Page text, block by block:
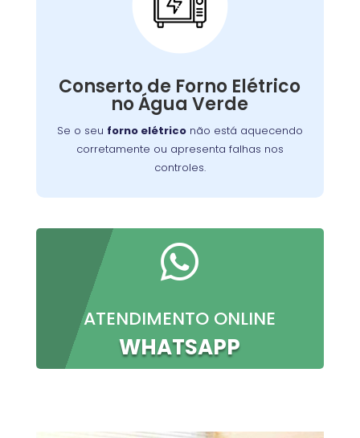
Conserto de Forno Elétrico
no Água Verde
Se o seu forno elétriconão está aquecendo
corretamente ou apresenta falhas nos
controles.
Conserto de Forno
Elétrico:
o problema, permitindo que você continue a
preparar suas refeições favoritas sem

ATENDIMENTO ONLINE
WHATSAPP